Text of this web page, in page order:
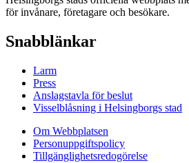
för invånare, företagare och besökare.
Snabblänkar
Larm
Press
Anslagstavla för beslut
Visselblåsning i Helsingborgs stad
Om Webbplatsen
Personuppgiftspolicy
Tillgänglighetsredogörelse